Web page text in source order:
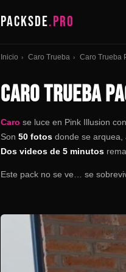
PACKSDE.PRO
Inicio › Caro Trueba › Caro Trueba
CARO TRUEBA
Caro se luce en Pink Illusion
Son 50 fotos donde se arquea,
Dos videos de 5 minutos
Este pack no se ve… se